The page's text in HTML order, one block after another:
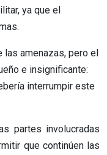
ya que el
amenazas, pero el
e insignificante:
interrumpir este
partes involucradas
que continúen las